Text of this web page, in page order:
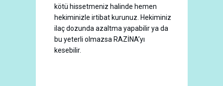
kötü hissetmeniz halinde hemen
hekiminizle irtibat kurunuz. Hekiminiz
ilaç dozunda azaltma yapabilir ya da
bu yeterli olmazsa RAZİNA’yı
kesebilir.